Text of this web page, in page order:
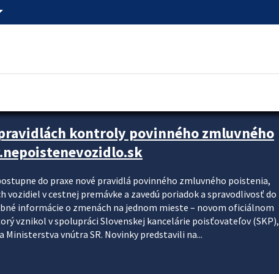
kontroly povinného zmluvného
do praxe nové pravidlá povinného zmluvného poistenia,
v cestnej premávke a zavedú poriadok a spravodlivosť do
informácie o zmenách na jednom mieste – novom oficiálnom
vznikol v spolupráci Slovenskej kancelárie poisťovateľov (SKP),
Ministerstva vnútra SR. Novinky predstavili na...